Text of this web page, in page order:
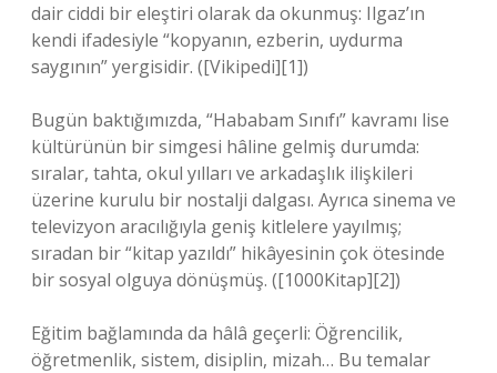
dair ciddi bir eleştiri olarak da okunmuş: Ilgaz’ın
kendi ifadesiyle “kopyanın, ezberin, uydurma
saygının” yergisidir. ([Vikipedi][1])
Bugün baktığımızda, “Hababam Sınıfı” kavramı lise
kültürünün bir simgesi hâline gelmiş durumda:
sıralar, tahta, okul yılları ve arkadaşlık ilişkileri
üzerine kurulu bir nostalji dalgası. Ayrıca sinema ve
televizyon aracılığıyla geniş kitlelere yayılmış;
sıradan bir “kitap yazıldı” hikâyesinin çok ötesinde
bir sosyal olguya dönüşmüş. ([1000Kitap][2])
Eğitim bağlamında da hâlâ geçerli: Öğrencilik,
öğretmenlik, sistem, disiplin, mizah… Bu temalar